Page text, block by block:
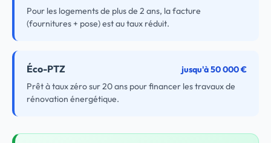
Pour les logements de plus de 2 ans, la facture
(fournitures + pose) est au taux réduit.
Éco-PTZ
jusqu'à 50 000 €
Prêt à taux zéro sur 20 ans pour financer les travaux de
rénovation énergétique.